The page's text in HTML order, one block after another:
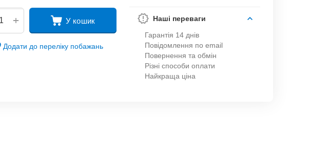
+ У кошик
Додати до переліку побажань
Наші переваги
Гарантія 14 днів
Повідомлення по email
Повернення та обмін
Різні способи оплати
Найкраща ціна